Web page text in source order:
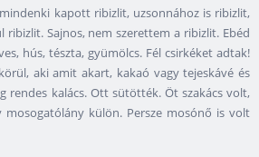
kapott ribizlit, uzsonnához is ribizlit,
ribizlit. Sajnos, nem szerettem a ribizlit. Ebéd
hús, tészta, gyümölcs. Fél csirkéket adtak!
aki amit akart, kakaó vagy tejeskávé és
rendes kalács. Ott sütötték. Öt szakács volt,
mosogatólány külön. Persze mosónő is volt